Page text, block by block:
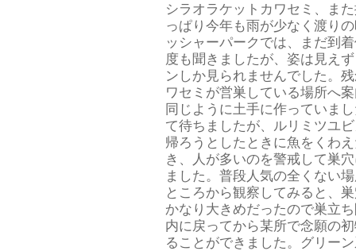
シラオラケットカワセミ、ま
っぱり今年も雨が少なく渡り
ッシャーパークでは、まだ到
度も聞きましたが、姿は見え
ンしか見られませんでした。
ワセミが営巣している場所へ
同じように土手に作っていま
て待ちましたが、ルリミツユ
帰ろうとしたときに魚をくわ
き、人が多いのを警戒して巣
ました。普段人気の全くない
ところから観察してみると、
かなり大きめだったので巣立
内に戻ってから某所で念願の
ることができました。グリー